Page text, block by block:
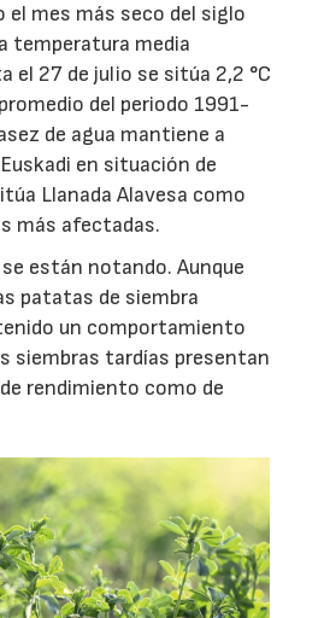
el mes más seco del siglo
temperatura media
el 27 de julio se sitúa 2,2 °C
del periodo 1991-
de agua mantiene a
en situación de
Llanada Alavesa como
más afectadas.
están notando. Aunque
patatas de siembra
un comportamiento
siembras tardías presentan
rendimiento como de